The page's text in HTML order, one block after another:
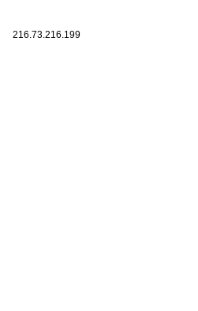
216.73.216.199